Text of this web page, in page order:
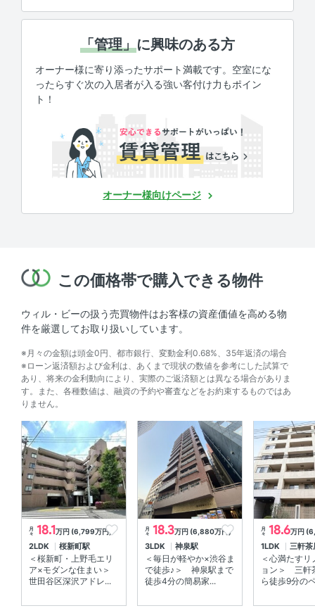
「管理」に興味のある方
オーナー様に寄り添ったサポート満載です。空室にな
ったらすぐ次の入居者が入る強い客付け力もポイン
ト！
オーナー様向けページ
この価格帯で購入できる物件
ウィル・ビーの扱う売買物件はお客様の資産価値を高める物
件を厳選してお取り扱いしています。
※月々の金額は頭金0円、都市銀行、変動金利0.68%、35年返済の場合
※ローン返済額および金利は、あくまで現状の数値を参考にした試算で
あり、将来の金利動向により、実際のご返済額とは異なる場合がありま
す。また、各種数値は、融資の予約や審査などをお約束するものではあ
りません。
月
々 18.1万円 (6,799万円)
2LDK 桜新町駅
＜桜新町・上野毛エリ
ア×モダンな住まい＞
世田谷区深沢アドレ...
月
々 18.3万円 (6,880万円)
3LDK 神泉駅
＜毎日が軽やか×渋谷ま
で徒歩♪＞ 神泉駅まで
徒歩4分の簡易家...
月
々 18.6万円
1LDK 三軒茶
＜心満たすリ
ョン＞ 三軒
ら徒歩9分の